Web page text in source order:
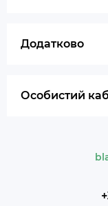
Додатково
Особистий